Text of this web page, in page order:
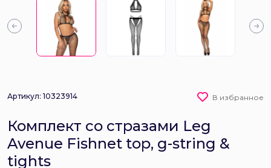
Артикул: 10323914 В избранное
Комплект со стразами Leg
Avenue Fishnet top, g-string &
tights